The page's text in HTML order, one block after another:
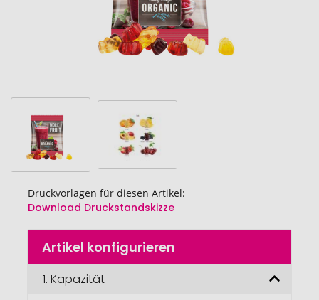
Druckvorlagen für diesen Artikel:
Download Druckstandskizze
Zum
Anfang
Bildgalerie
Artikel konfigurieren
1. Kapazität